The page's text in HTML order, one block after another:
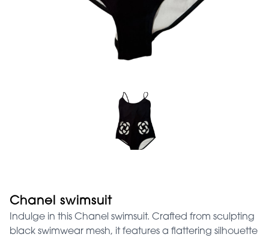
Chanel swimsuit
Indulge in this Chanel swimsuit. Crafted from sculpting
black swimwear mesh, it features a flattering silhouette